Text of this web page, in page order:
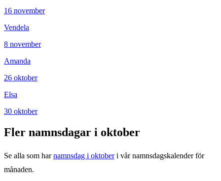
16 november
Vendela
8 november
Amanda
26 oktober
Elsa
30 oktober
Fler namnsdagar i oktober
Se alla som har namnsdag i oktober i vår namnsdagskalender för
månaden.